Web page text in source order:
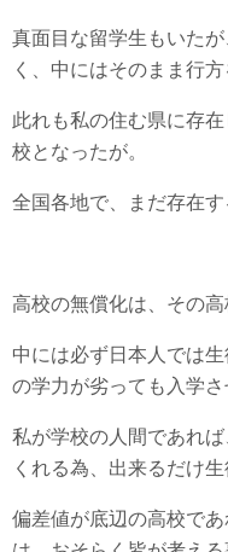
真面目な留学生もいた
く、中にはそのまま行
此れも私の住む県に存
校となったが。
全国各地で、まだ存在す
高校の無償化は、その高
中には必ず日本人では
の学力が劣っても入学さ
私が学校の人間であれ
くれる為、出来るだけ
偏差値が底辺の高校で